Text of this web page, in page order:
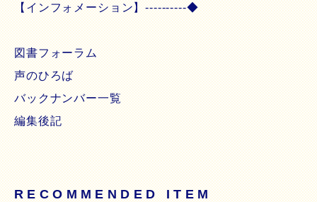
【インフォメーション】----------◆
図書フォーラム
声のひろば
バックナンバー一覧
編集後記
RECOMMENDED ITEM